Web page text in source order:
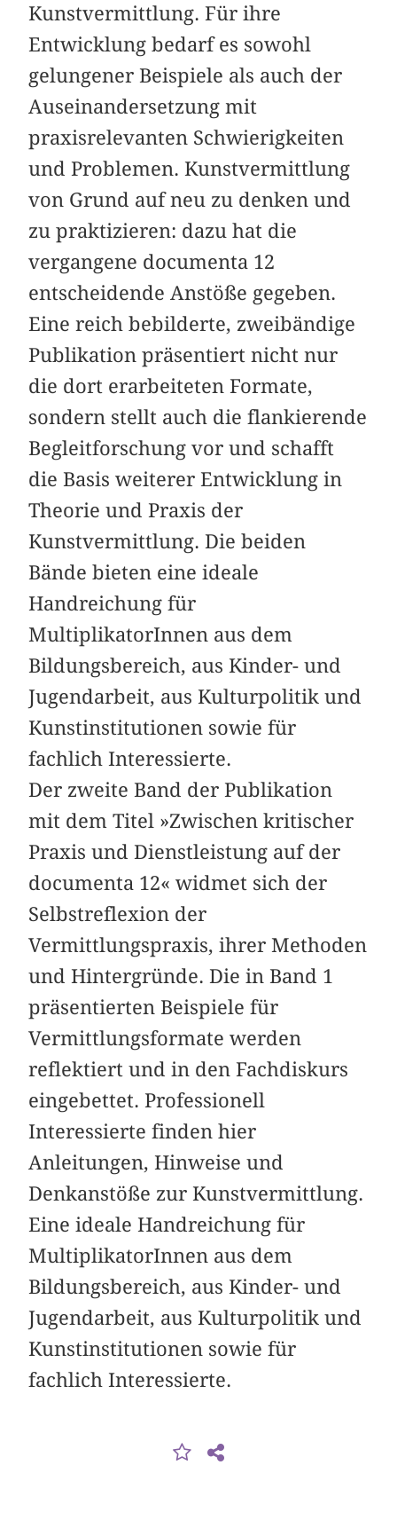
Kunstvermittlung. Für ihre
Entwicklung bedarf es sowohl
gelungener Beispiele als auch der
Auseinandersetzung mit
praxisrelevanten Schwierigkeiten
und Problemen. Kunstvermittlung
von Grund auf neu zu denken und
zu praktizieren: dazu hat die
vergangene documenta 12
entscheidende Anstöße gegeben.
Eine reich bebilderte, zweibändige
Publikation präsentiert nicht nur
die dort erarbeiteten Formate,
sondern stellt auch die flankierende
Begleitforschung vor und schafft
die Basis weiterer Entwicklung in
Theorie und Praxis der
Kunstvermittlung. Die beiden
Bände bieten eine ideale
Handreichung für
MultiplikatorInnen aus dem
Bildungsbereich, aus Kinder- und
Jugendarbeit, aus Kulturpolitik und
Kunstinstitutionen sowie für
fachlich Interessierte.
Der zweite Band der Publikation
mit dem Titel »Zwischen kritischer
Praxis und Dienstleistung auf der
documenta 12« widmet sich der
Selbstreflexion der
Vermittlungspraxis, ihrer Methoden
und Hintergründe. Die in Band 1
präsentierten Beispiele für
Vermittlungsformate werden
reflektiert und in den Fachdiskurs
eingebettet. Professionell
Interessierte finden hier
Anleitungen, Hinweise und
Denkanstöße zur Kunstvermittlung.
Eine ideale Handreichung für
MultiplikatorInnen aus dem
Bildungsbereich, aus Kinder- und
Jugendarbeit, aus Kulturpolitik und
Kunstinstitutionen sowie für
fachlich Interessierte.